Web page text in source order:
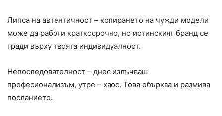
Липса на автентичност – копирането на чужди модели
може да работи краткосрочно, но истинският бранд се
гради върху твоята индивидуалност.
Непоследователност – днес излъчваш
професионализъм, утре – хаос. Това обърква и размива
посланието.